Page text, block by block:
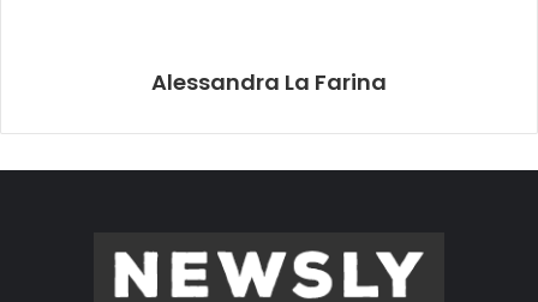
Alessandra La Farina